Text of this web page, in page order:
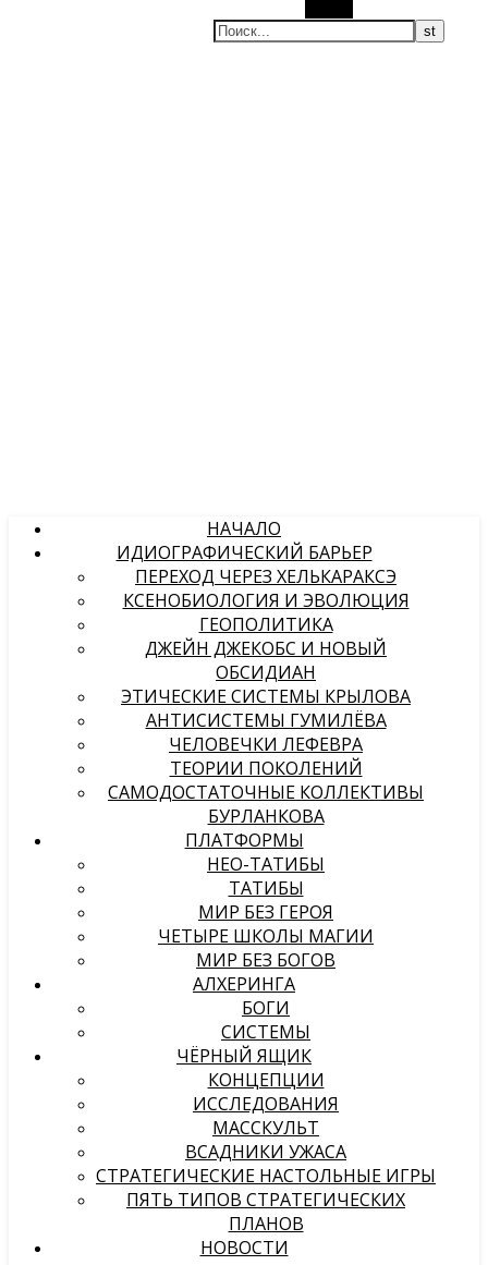
НАЧАЛО
ИДИОГРАФИЧЕСКИЙ БАРЬЕР
ПЕРЕХОД ЧЕРЕЗ ХЕЛЬКАРАКСЭ
КСЕНОБИОЛОГИЯ И ЭВОЛЮЦИЯ
ГЕОПОЛИТИКА
ДЖЕЙН ДЖЕКОБС И НОВЫЙ
ОБСИДИАН
ЭТИЧЕСКИЕ СИСТЕМЫ КРЫЛОВА
АНТИСИСТЕМЫ ГУМИЛЁВА
ЧЕЛОВЕЧКИ ЛЕФЕВРА
ТЕОРИИ ПОКОЛЕНИЙ
САМОДОСТАТОЧНЫЕ КОЛЛЕКТИВЫ
БУРЛАНКОВА
ПЛАТФОРМЫ
НЕО-ТАТИБЫ
ТАТИБЫ
МИР БЕЗ ГЕРОЯ
ЧЕТЫРЕ ШКОЛЫ МАГИИ
МИР БЕЗ БОГОВ
АЛХЕРИНГА
БОГИ
СИСТЕМЫ
ЧЁРНЫЙ ЯЩИК
КОНЦЕПЦИИ
ИССЛЕДОВАНИЯ
МАССКУЛЬТ
ВСАДНИКИ УЖАСА
СТРАТЕГИЧЕСКИЕ НАСТОЛЬНЫЕ ИГРЫ
ПЯТЬ ТИПОВ СТРАТЕГИЧЕСКИХ
ПЛАНОВ
НОВОСТИ